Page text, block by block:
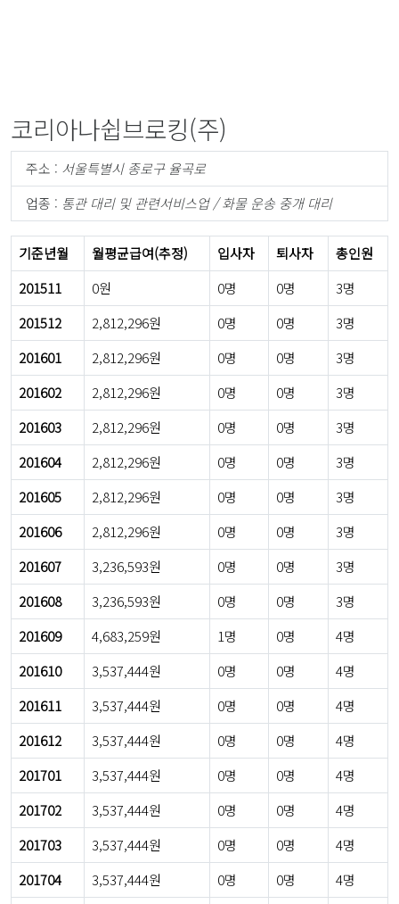
코리아나쉽브로킹(주)
주소 : 서울특별시 종로구 율곡로
업종 : 통관 대리 및 관련서비스업 / 화물 운송 중개 대리
기준년월 월평균급여(추정) 입사자 퇴사자
총인원
201511
0원 0명 0명
3명
201512
2,812,296원 0명 0명
3명
201601
2,812,296원 0명 0명
3명
201602
2,812,296원 0명 0명
3명
201603
2,812,296원 0명 0명
3명
201604
2,812,296원 0명 0명
3명
201605
2,812,296원 0명 0명
3명
201606
2,812,296원 0명 0명
3명
201607
3,236,593원 0명 0명
3명
201608
3,236,593원 0명 0명
3명
201609
4,683,259원 1명 0명
4명
201610
3,537,444원 0명 0명
4명
201611
3,537,444원 0명 0명
4명
201612
3,537,444원 0명 0명
4명
201701
3,537,444원 0명 0명
4명
201702
3,537,444원 0명 0명
4명
201703
3,537,444원 0명 0명
4명
201704
3,537,444원 0명 0명
4명